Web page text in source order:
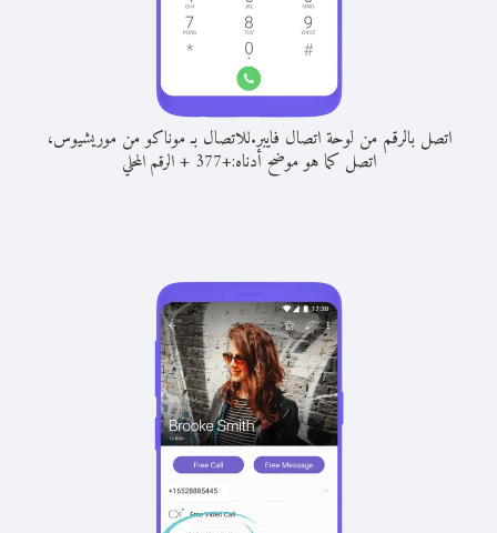
اتصل بالرقم من لوحة اتصال فايبر.للاتصال بـ موناكو من موريشيوس،
اتصل كما هو موضح أدناه:+
377
+الرقم المحلي